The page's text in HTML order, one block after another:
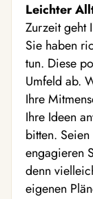
Leichter
Zurzeit geht
Sie haben
tun. Diese
Umfeld ab.
Ihre
Ihre Ideen
bitten.
engagieren
denn
eigenen